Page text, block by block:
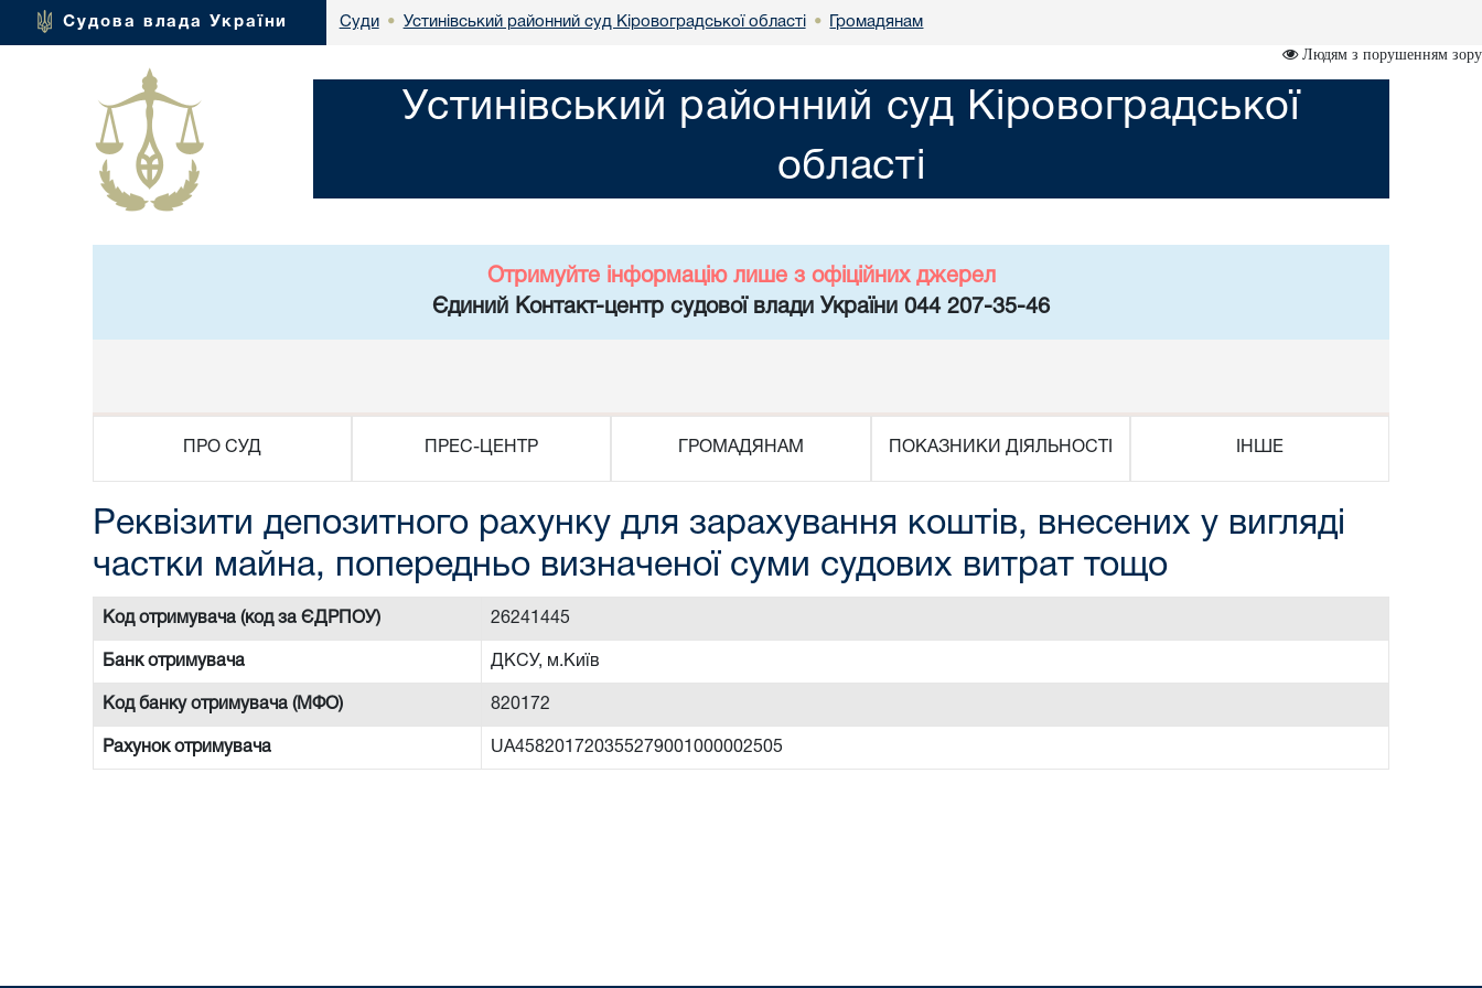
Судова влада України Суди • Устинівський районний суд Кіровоградської області • Громадянам
Людям з порушенням зору
Устинівський районний суд Кіровоградської
області
Отримуйте інформацію лише з офіційних джерел
Єдиний Контакт-центр судової влади України 044 207-35-46
ПРО СУД ПРЕС-ЦЕНТР ГРОМАДЯНАМ ПОКАЗНИКИ ДІЯЛЬНОСТІ ІНШЕ
Реквізити депозитного рахунку для зарахування коштів, внесених у вигляді
частки майна, попередньо визначеної суми судових витрат тощо
Код отримувача (код за ЄДРПОУ) 26241445
Банк отримувача ДКСУ, м.Київ
Код банку отримувача (МФО) 820172
Рахунок отримувача UA458201720355279001000002505